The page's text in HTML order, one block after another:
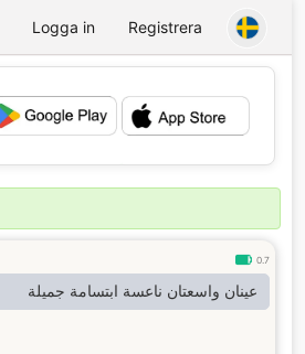
Logga in Registrera
💕
0.7
عينان واسعتان ناعسة ابتسامة جميلة